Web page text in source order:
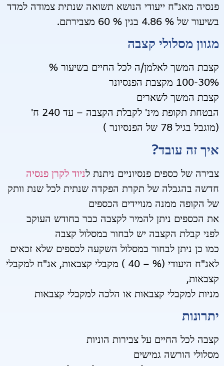
פנסיה מאג"ח ייעודי הנושא תשואה שנתית צמודה למדד
בשיעור של % 4.86 בגין % 60 מצבירתם.
מגוון מסלולי קצבה
קצבת המשך לאלמן/ה לכל החיים בשיעור %
30%-100 מקצבת הפנסיונר
קצבת המשך לשארים
הבטחת תקופת מינ' לקבלת הקצבה – עד 240 ח'
(מוגבל בגיל 78 של הפנסיונר
)
איך זה עובד?
צבירה של כספים פנסיוניים ניתנת לניוד לקרן פנסיה
חדשה בהגבלה של תקרת הפקדה שנתית לכל שנת וותק
של הקופה ממנה מנויידים הכספים
את הכספים ניתן להמיר לקצבה כבר בחודש העוקב
לפני קבלת הקצבה יש לבחור במסלול קצבה
כמו כן ניתן לבחור במסלול השקעה לכספים שלא זכאים
לאג"ח היעודי (% – 40 ) מקבלי קצבאות, אג"ח למקבלי
קצבאות,
מניות למקבלי קצבאות או הלכה למקבלי קצבאות
יתרונות
קצבה לכל החיים על צבירות הוניות
מסלולי הורשה גמישים